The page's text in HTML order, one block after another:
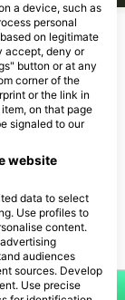
lặn
a device, such as
personal
on legitimate
accept, deny or
button or at any
corner of the
or the link in
on that page
signaled to our
website
data to select
Use profiles to
content.
audiences
sources. Develop
Use precise